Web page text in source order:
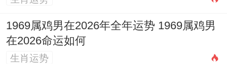
1969属鸡男在2026年全年运势 1969属鸡男
在2026命运如何
生肖运势